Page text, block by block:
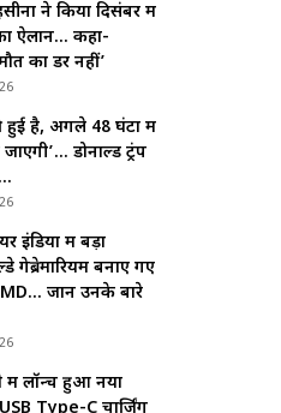
ने किया दिसंबर में
ऐलान… कहा-
का डर नहीं’
हुई है, अगले 48 घंटों में
डोनाल्ड ट्रंप
इंडिया में बड़ा
गेब्रेमारियम बनाए गए
जानें उनके बारे
में लॉन्च हुआ नया